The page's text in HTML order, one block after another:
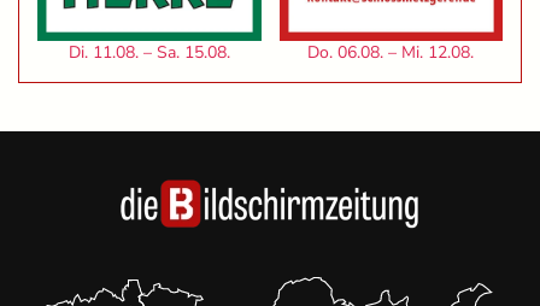
Di. 11.08. – Sa. 15.08. Do. 06.08. – Mi. 12.08.